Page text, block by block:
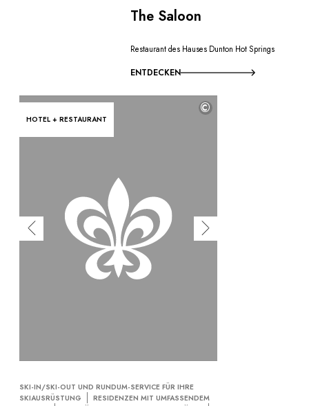
The Saloon
Restaurant des Hauses Dunton Hot Springs
ENTDECKEN
HOTEL + RESTAURANT
©
SKI-IN/SKI-OUT UND RUNDUM-SERVICE FÜR IHRE
SKIAUSRÜSTUNG
RESIDENZEN MIT UMFASSENDEM